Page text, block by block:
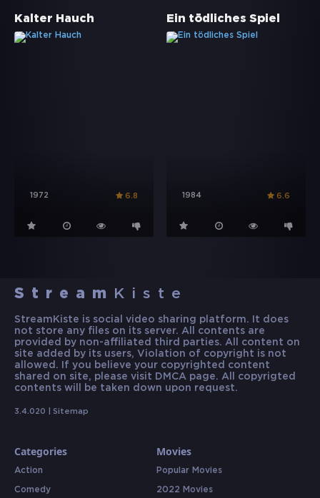
Kalter Hauch
1972 6.8
Ein tödliches Spiel
1984 6.6
Stream Kiste
StreamKiste is social video sharing platform. It does
not store any files on its server. All contents are
provided by non-affiliated third parties. All content on
site added by its users, Violation of copyright is not
allowed. If you believe your copyrighted content
shared on site, please visit DMCA page. All copyrigted
contents will be taken down upon request.
3.4.020 | Sitemap
Categories
Action
Comedy
Movies
Popular Movies
2022 Movies